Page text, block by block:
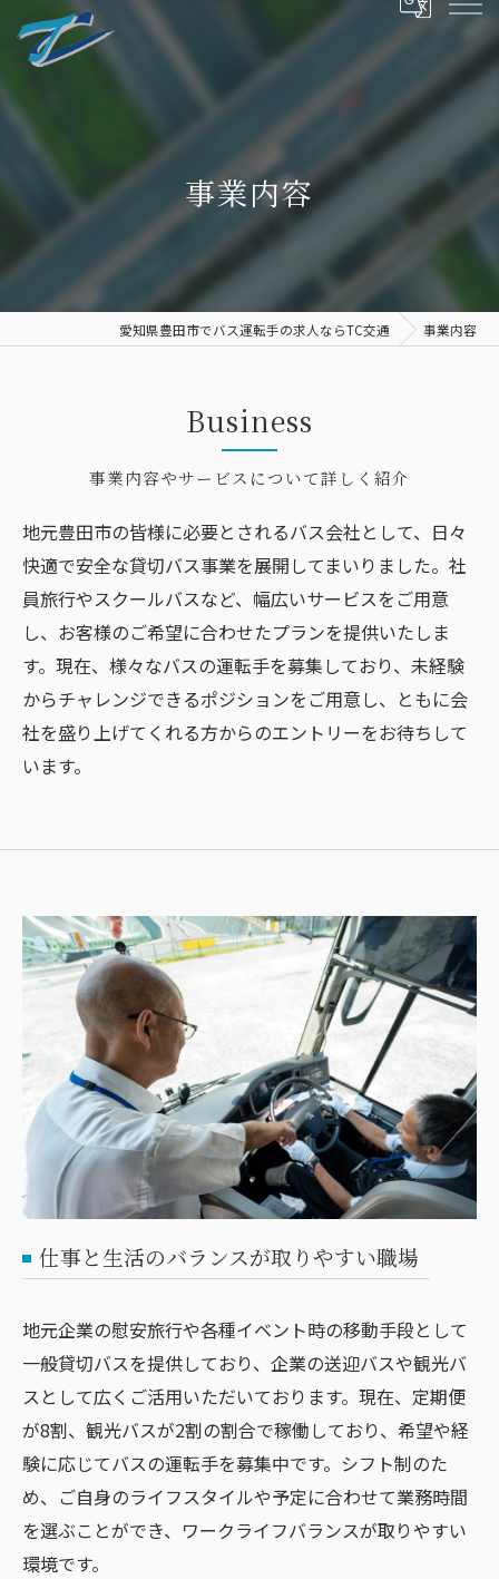
事業内容
愛知県豊田市でバス運転手の求人ならTC交通 事業内容
事業内容やサービスについて詳しく紹介
Business
地元豊田市の皆様に必要とされるバス会社として、日々
快適で安全な貸切バス事業を展開してまいりました。社
員旅行やスクールバスなど、幅広いサービスをご用意
し、お客様のご希望に合わせたプランを提供いたしま
す。現在、様々なバスの運転手を募集しており、未経験
からチャレンジできるポジションをご用意し、ともに会
社を盛り上げてくれる方からのエントリーをお待ちして
います。
仕事と生活のバランスが取りやすい職場
地元企業の慰安旅行や各種イベント時の移動手段として
一般貸切バスを提供しており、企業の送迎バスや観光バ
スとして広くご活用いただいております。現在、定期便
が8割、観光バスが2割の割合で稼働しており、希望や経
験に応じてバスの運転手を募集中です。シフト制のた
め、ご自身のライフスタイルや予定に合わせて業務時間
を選ぶことができ、ワークライフバランスが取りやすい
環境です。